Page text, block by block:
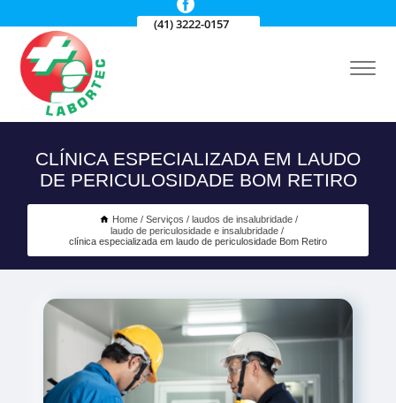
(41) 3222-0157
CLÍNICA ESPECIALIZADA EM LAUDO
DE PERICULOSIDADE BOM RETIRO
Home Serviços
laudos de insalubridade
laudo de periculosidade e insalubridade
clínica especializada em laudo de periculosidade Bom Retiro